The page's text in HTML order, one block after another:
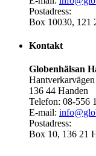
Postadress:
Box 10030, 121
Kontakt
Globenhälsan
136 44 Handen
Telefon: 08-556
E-mail:
Postadress:
Box 10, 136 21